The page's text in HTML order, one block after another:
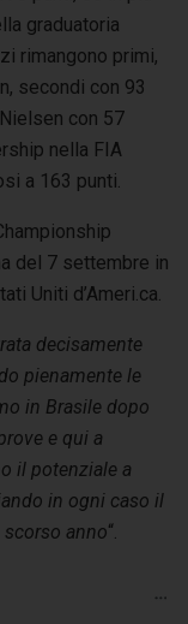
graduatoria
rimangono primi,
secondi con 93
con 57
nella FIA
a 163 punti.
del 7 settembre in
Uniti d’Ameri.ca.
decisamente
pienamente le
in Brasile dopo
e qui a
il potenziale a
in ogni caso il
anno“.